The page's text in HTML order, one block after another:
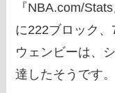
『NBA.com/
に222ブロック
ウェンビーは、
達したそうです。